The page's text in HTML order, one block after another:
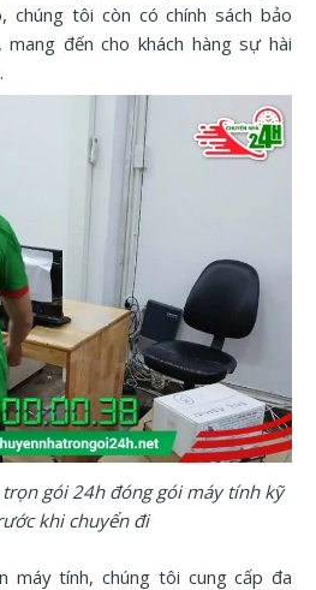
chúng tôi còn có chính sách bảo
đến cho khách hàng sự hài
gói 24h đóng gói máy tính kỹ
khi chuyển đi
máy tính, chúng tôi cung cấp đa